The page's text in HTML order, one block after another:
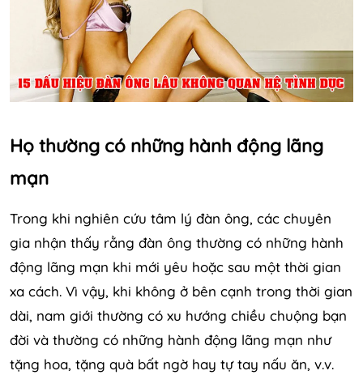
Họ thường có những hành động lãng
mạn
Trong khi nghiên cứu tâm lý đàn ông, các chuyên
gia nhận thấy rằng đàn ông thường có những hành
động lãng mạn khi mới yêu hoặc sau một thời gian
xa cách. Vì vậy, khi không ở bên cạnh trong thời gian
dài, nam giới thường có xu hướng chiều chuộng bạn
đời và thường có những hành động lãng mạn như
tặng hoa, tặng quà bất ngờ hay tự tay nấu ăn, v.v.